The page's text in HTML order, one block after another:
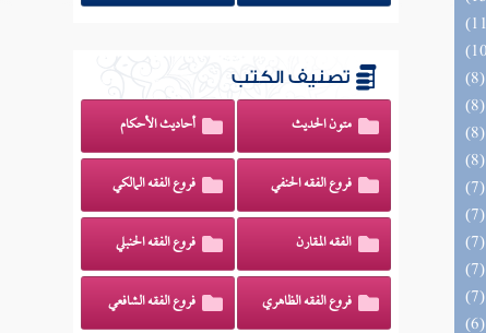
تصنيف الكتب
متون الحديث أحاديث الأحكام
فروع الفقه الحنفي فروع الفقه المالكي
الفقه المقارن فروع الفقه الحنبلي
فروع الفقه الظاهري فروع الفقه الشافعي